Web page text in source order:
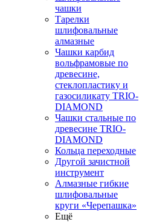
чашки
Тарелки
шлифовальные
алмазные
Чашки карбид
вольфрамовые по
древесине,
стеклопластику и
газосиликату TRIO-
DIAMOND
Чашки стальные по
древесине TRIO-
DIAMOND
Кольца переходные
Другой зачистной
инструмент
Алмазные гибкие
шлифовальные
круги «Черепашка»
Ещё